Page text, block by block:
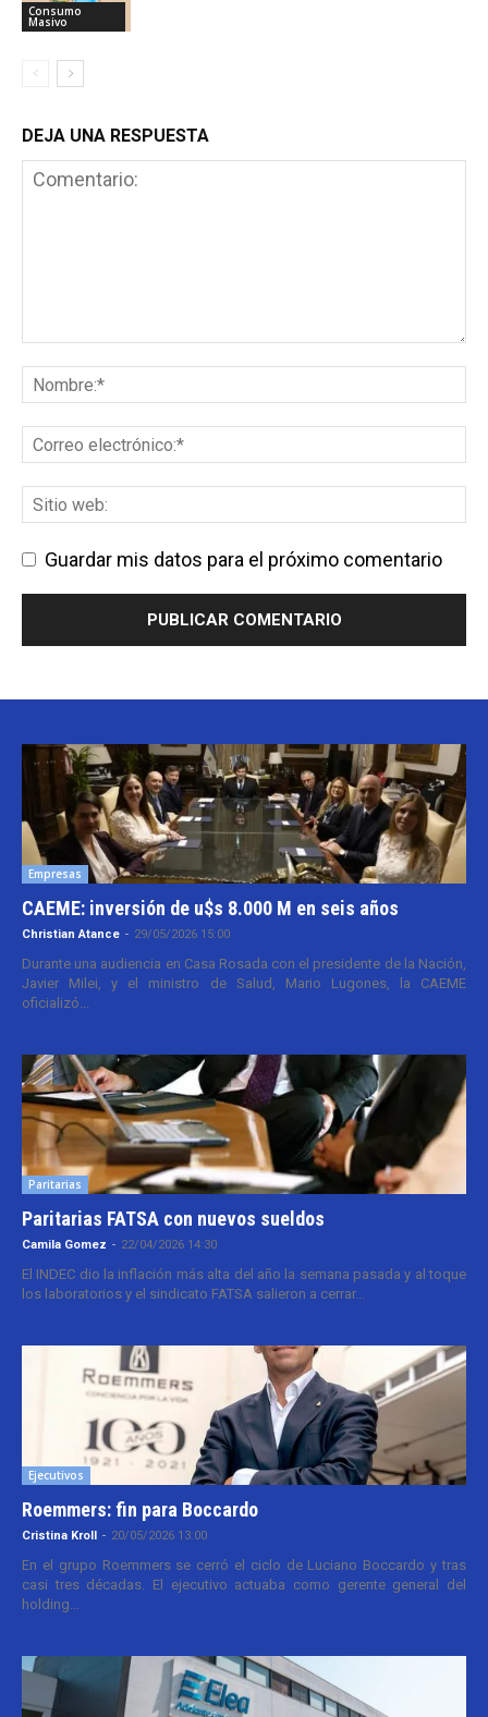
Consumo
Masivo
DEJA UNA RESPUESTA
Guardar mis datos para el próximo comentario
Empresas
CAEME: inversión de u$s 8.000 M en seis años
Christian Atance - 29/05/2026 15:00
Durante una audiencia en Casa Rosada con el presidente de la Nación,
Javier Milei, y el ministro de Salud, Mario Lugones, la CAEME
oficializó...
Paritarias
Paritarias FATSA con nuevos sueldos
Camila Gomez - 22/04/2026 14:30
El INDEC dio la inflación más alta del año la semana pasada y al toque
los laboratorios y el sindicato FATSA salieron a cerrar...
Ejecutivos
Roemmers: fin para Boccardo
Cristina Kroll - 20/05/2026 13:00
En el grupo Roemmers se cerró el ciclo de Luciano Boccardo y tras
casi tres décadas. El ejecutivo actuaba como gerente general del
holding...